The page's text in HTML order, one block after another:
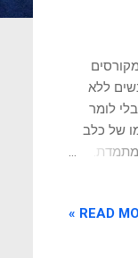
ללא
לומר
של כלב
READ